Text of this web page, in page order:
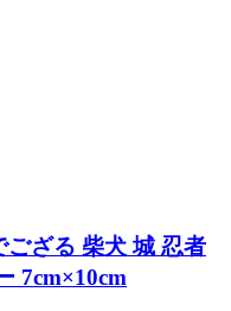
ざる 柴犬 城 忍者
7cm×10cm